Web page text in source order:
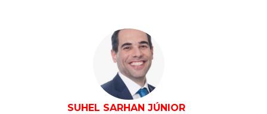
SUHEL SARHAN JÚNIOR